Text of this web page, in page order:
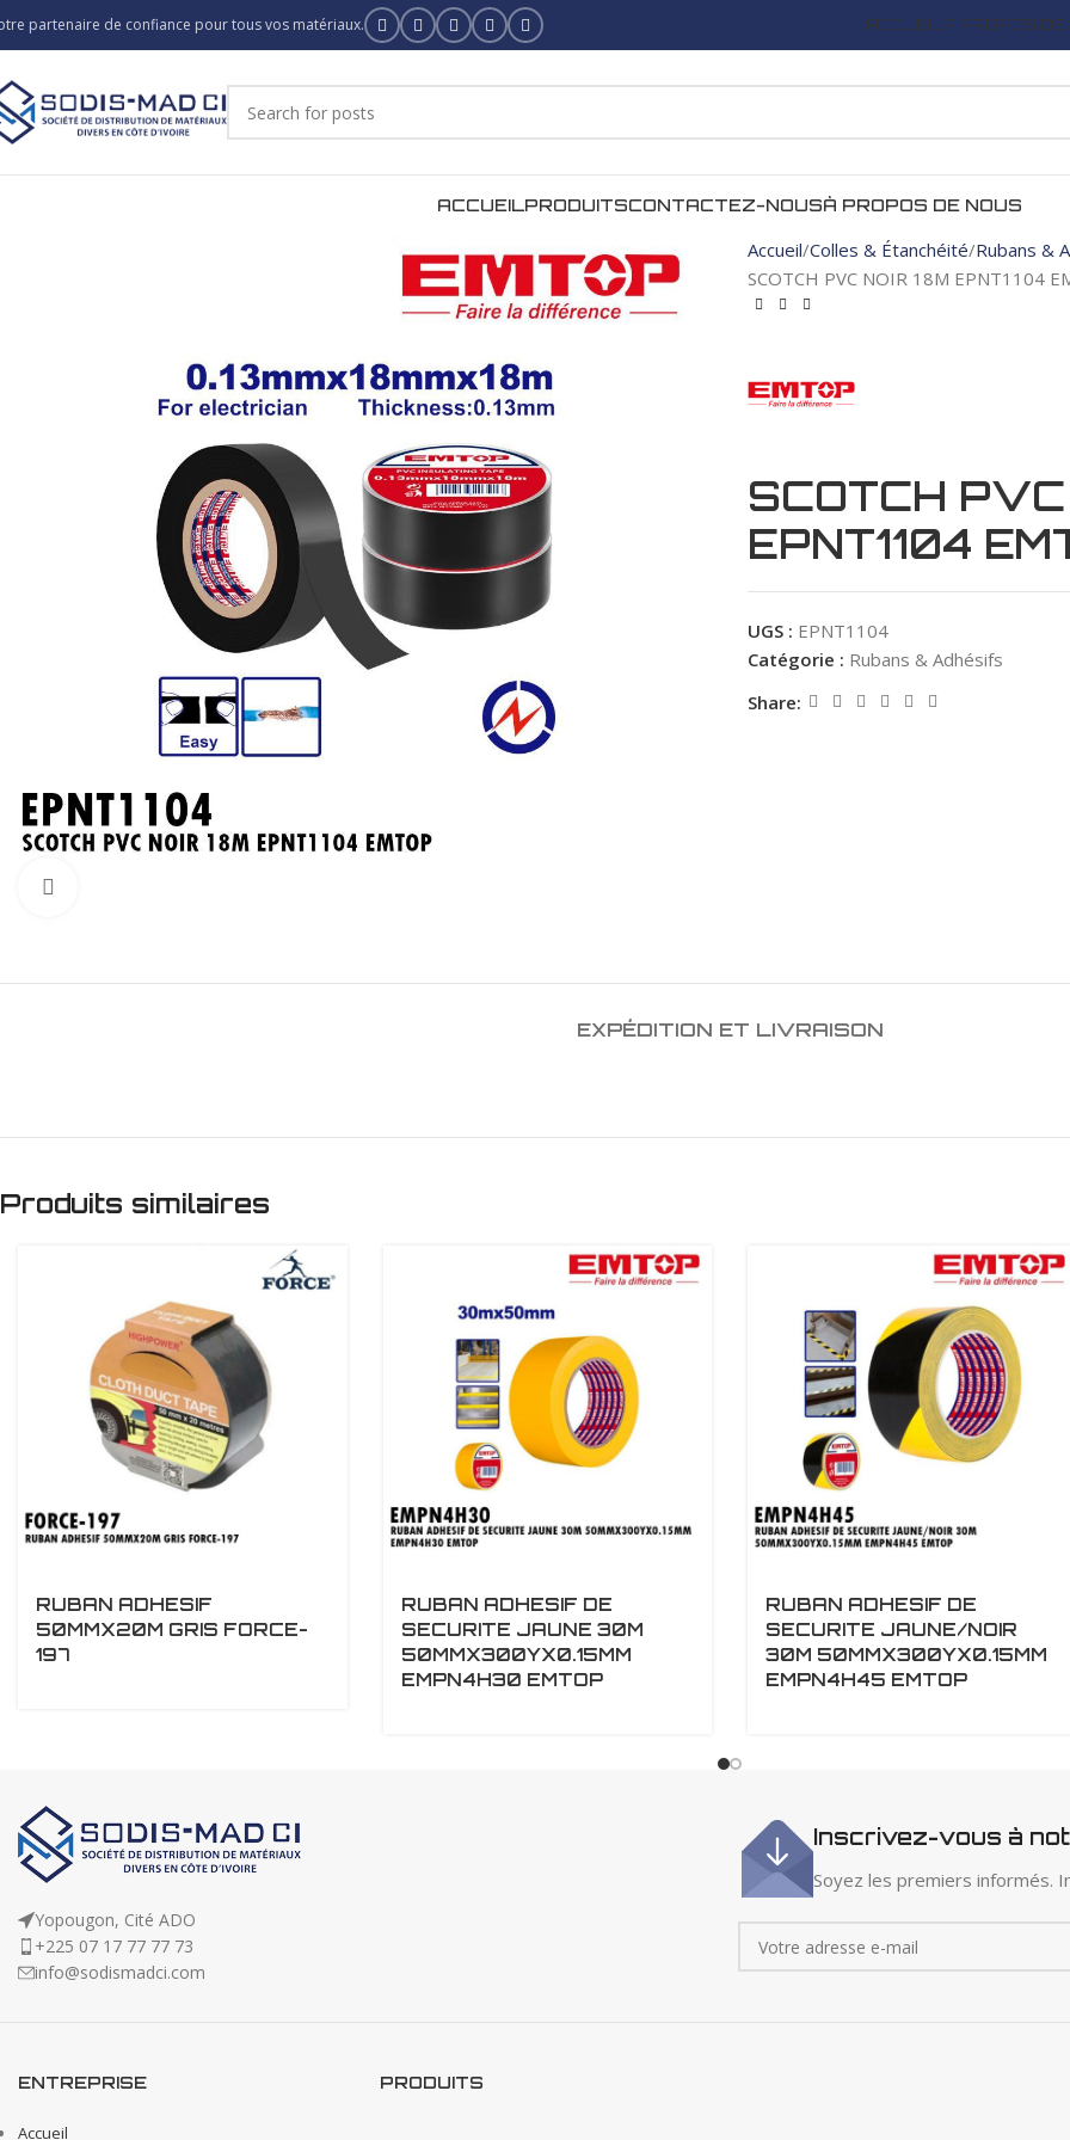
partenaire de confiance pour tous vos matériaux. ACCUEILÀ PROPOS DE
ACCUEILPRODUITSCONTACTEZ-NOUSÀ PROPOS DE NOUS
Accueil Colles & Étanchéité Rubans &
SCOTCH PVC NOIR 18M EPNT1104
SCOTCH PVC
EPNT1104
UGS : EPNT1104
Catégorie : Rubans & Adhésifs
Share:
EXPÉDITION ET LIVRAISON
Produits similaires
RUBAN ADHESIF
50MMX20M GRIS FORCE-
197
RUBAN ADHESIF DE
SECURITE JAUNE 30M
50MMX300YX0.15MM
EMPN4H30 EMTOP
RUBAN ADHESIF DE
SECURITE JAUNE/NOIR
30M 50MMX300YX0.15MM
EMPN4H45 EMTOP
Yopougon, Cité ADO
+225 07 17 77 77 73
info@sodismadci.com
Inscrivez-vous à
Soyez les premiers informés.
ENTREPRISE
Accueil
PRODUITS